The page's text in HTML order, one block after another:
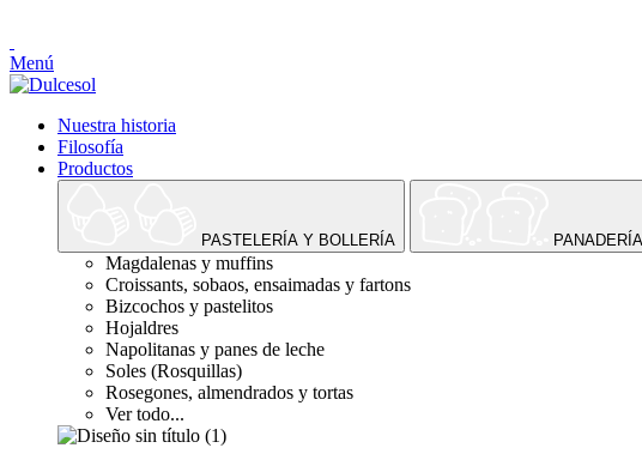
Menú
Nuestra historia
Filosofía
Productos
PASTELERÍA Y BOLLERÍA PANADERÍA
Magdalenas y muffins
Croissants, sobaos, ensaimadas y fartons
Bizcochos y pastelitos
Hojaldres
Napolitanas y panes de leche
Soles (Rosquillas)
Rosegones, almendrados y tortas
Ver todo...